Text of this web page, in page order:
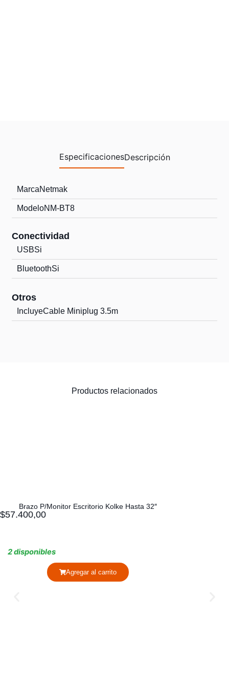
EspecificacionesDescripción
MarcaNetmak
ModeloNM-BT8
Conectividad
USBSi
BluetoothSi
Otros
IncluyeCable Miniplug 3.5m
Productos relacionados
Brazo P/Monitor Escritorio Kolke Hasta 32″
$57.400,00
2 disponibles
Agregar al carrito